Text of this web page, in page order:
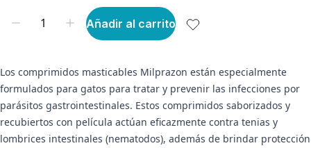
Añadir al carrito
Los comprimidos masticables Milprazon están especialmente
formulados para gatos para tratar y prevenir las infecciones por
parásitos gastrointestinales. Estos comprimidos saborizados y
recubiertos con película actúan eficazmente contra tenias y
lombrices intestinales (nematodos), además de brindar protección